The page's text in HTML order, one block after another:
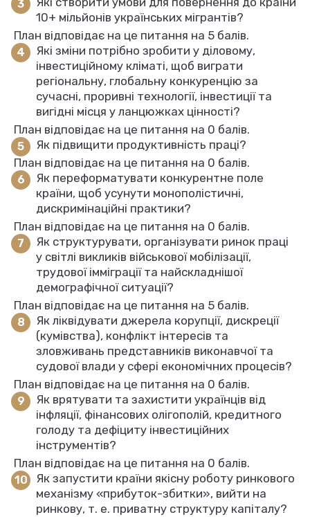
10+ мільйонів українських мігрантів?
План відповідає на це питання на 5 балів.
Які зміни потрібно зробити у діловому,
інвестиційному кліматі, щоб виграти
регіональну, глобальну конкуренцію за
сучасні, проривні технології, інвестиції та
вигідні місця у ланцюжках цінності?
План відповідає на це питання на 0 балів.
Як підвищити продуктивність праці?
План відповідає на це питання на 0 балів.
Як переформатувати конкурентне поле
країни, щоб усунути монополістичні,
дискримінаційні практики?
План відповідає на це питання на 0 балів.
Як структурувати, організувати ринок праці
у світлі викликів військової мобілізації,
трудової імміграції та найскладнішої
демографічної ситуації?
План відповідає на це питання на 5 балів.
Як ліквідувати джерела корупції, дискреції
(кумівства), конфлікт інтересів та
зловживань представників виконавчої та
судової влади у сфері економічних процесів?
План відповідає на це питання на 0 балів.
Як врятувати та захистити українців від
інфляції, фінансових олігополій, кредитного
голоду та дефіциту інвестиційних
інструментів?
План відповідає на це питання на 0 балів.
Як запустити країни якісну роботу ринкового
механізму «прибуток-збитки», вийти на
ринкову, т. е. приватну структуру капіталу?